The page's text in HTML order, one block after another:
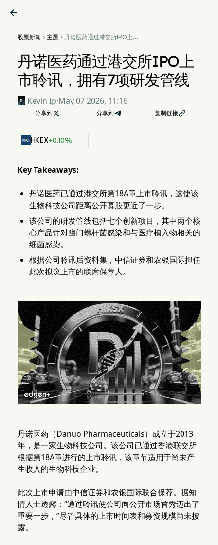

股票新闻  主题  丹诺医药通过港交所IPO上市
丹诺医药通过港交所IPO上
市聆讯，拥有7项研发管线
Kevin Ip·May 07 2026, 11:16
分享到  分享到 复制链接
HKEX+0.10%
Key Takeaways:
丹诺医药已通过港交所第18A章上市聆讯，这使该
生物科技公司距离公开募股更近了一步。
该公司的研发管线包括七个创新项目，其中两个核
心产品针对幽门螺杆菌感染和与医疗植入物相关的
细菌感染。
根据公司聆讯后资料集，中信证券和农银国际担任
此次拟议上市的联席保荐人。
丹诺医药（Danuo Pharmaceuticals）成立于2013
年，是一家生物科技公司。该公司已通过香港联交所
根据第18A章进行的上市聆讯，该章节适用于尚未产
生收入的生物科技企业。
此次上市申请由中信证券和农银国际联合保荐。据知
情人士透露：“通过聆讯使公司向公开市场首秀迈出了
重要一步，”尽管具体的上市时间表和募资规模尚未披
露。